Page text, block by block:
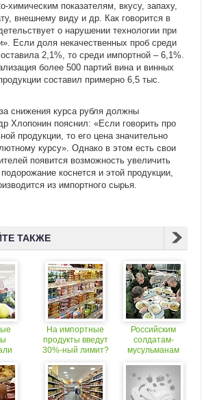
химическим показателям, вкусу, запаху,
внешнему виду и др. Как говорится в
о нарушении технологии при
Если доля некачественных проб среди
2,1%, то среди импортной – 6,1%.
более 500 партий вина и винных
составил примерно 6,5 тыс.
снижения курса рубля должны
Хлопонин пояснил: «Если говорить про
продукции, то его цена значительно
курсу». Однако в этом есть свои
появится возможность увеличить
коснется и этой продукции,
из импортного сырья.
ТАКЖЕ
На импортные
продукты введут
30%-ный лимит?
Российским
солдатам-
мусульманам